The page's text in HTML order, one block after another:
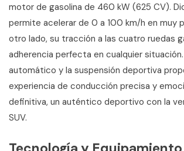
motor de gasolina de 460 kW (625 CV).
permite acelerar de 0 a 100 km/h en muy
otro lado, su tracción a las cuatro ruedas
adherencia perfecta en cualquier
automático y la suspensión deportiva
experiencia de conducción precisa y
definitiva, un auténtico deportivo con la
SUV.